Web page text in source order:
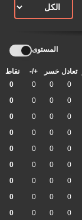
المستوى
تعادل خسر +/- نقاط
0
0
0
0
0
0
0
0
0
0
0
0
0
0
0
0
0
0
0
0
0
0
0
0
0
0
0
0
0
0
0
0
0
0
0
0